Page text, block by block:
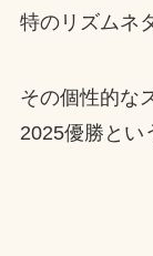
特のリズムネ
その個性的な
2025優勝とい